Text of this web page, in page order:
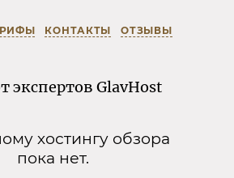
КОНТАКТЫ ОТЗЫВЫ
экспертов GlavHost
хостингу обзора
пока нет.